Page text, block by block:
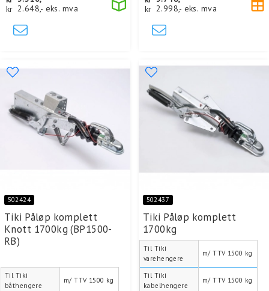
kr 2.648,- eks. mva
kr 2.998,- eks. mva
502424
Tiki Påløp komplett
Knott 1700kg (BP1500-
RB)
Til Tiki
båthengere
m/ TTV 1500 kg
502437
Tiki Påløp komplett
1700kg
Til Tiki
varehengere
m/ TTV 1500 kg
Til Tiki
kabelhengere
m/ TTV 1500 kg